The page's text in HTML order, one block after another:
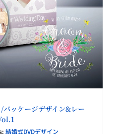
ッケージデザイン&レー
結婚式DVDデザイン